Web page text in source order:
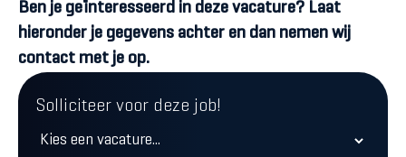
Ben je geïnteresseerd in deze vacature? Laat
hieronder je gegevens achter en dan nemen wij
contact met je op.
Solliciteer voor deze job!